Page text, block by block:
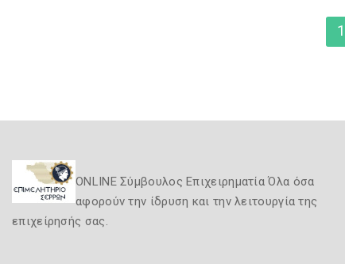
1
ONLINE Σύμβουλος Επιχειρηματία Όλα όσα
αφορούν την ίδρυση και την λειτουργία της
επιχείρησής σας.